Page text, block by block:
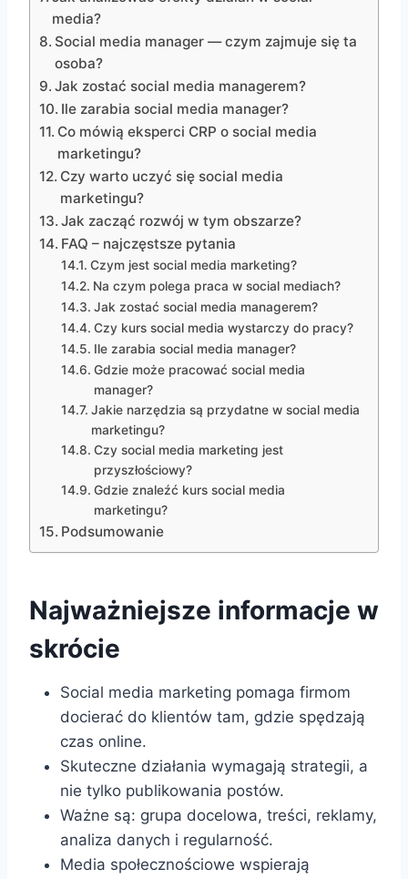
media?
Social media manager — czym zajmuje się ta
osoba?
Jak zostać social media managerem?
Ile zarabia social media manager?
Co mówią eksperci CRP o social media
marketingu?
Czy warto uczyć się social media
marketingu?
Jak zacząć rozwój w tym obszarze?
FAQ – najczęstsze pytania
Czym jest social media marketing?
Na czym polega praca w social mediach?
Jak zostać social media managerem?
Czy kurs social media wystarczy do pracy?
Ile zarabia social media manager?
Gdzie może pracować social media
manager?
Jakie narzędzia są przydatne w social media
marketingu?
Czy social media marketing jest
przyszłościowy?
Gdzie znaleźć kurs social media
marketingu?
Podsumowanie
Najważniejsze informacje w
skrócie
Social media marketing pomaga firmom
docierać do klientów tam, gdzie spędzają
czas online.
Skuteczne działania wymagają strategii, a
nie tylko publikowania postów.
Ważne są: grupa docelowa, treści, reklamy,
analiza danych i regularność.
Media społecznościowe wspierają